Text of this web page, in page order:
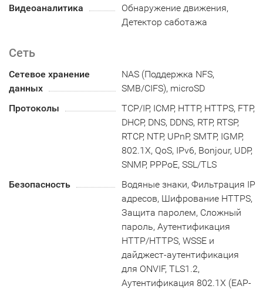
Видеоаналитика
Обнаружение движения,
Детектор саботажа
Сеть
Сетевое хранение
данных
NAS (Поддержка NFS,
SMB/CIFS), microSD
Протоколы
TCP/IP, ICMP, HTTP, HTTPS, FTP,
DHCP, DNS, DDNS, RTP, RTSP,
RTCP, NTP, UPnP, SMTP, IGMP,
802.1X, QoS, IPv6, Bonjour, UDP,
SNMP, PPPoE, SSL/TLS
Безопасность
Водяные знаки, Фильтрация IP
адресов, Шифрование HTTPS,
Защита паролем, Сложный
пароль, Аутентификация
HTTP/HTTPS, WSSE и
дайджест-аутентификация
для ONVIF, TLS1.2,
Аутентификация 802.1X (EAP-